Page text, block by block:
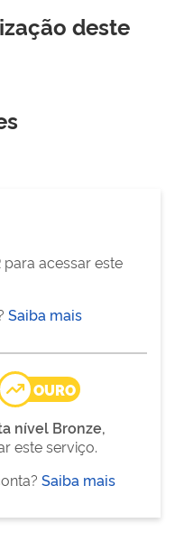
deste
para acessar este
Saiba mais
OURO
nível Bronze,
este serviço.
Saiba mais